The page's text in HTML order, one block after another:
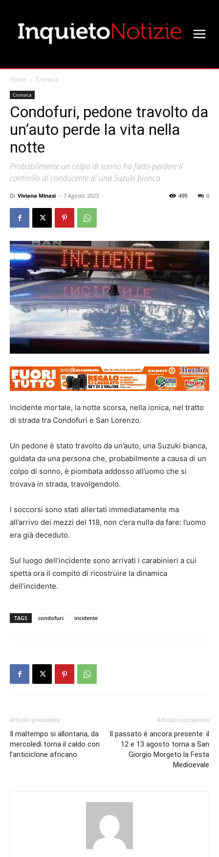
Home Cronaca
Cronaca
Condofuri, pedone travolto da
un’auto perde la vita nella
notte
Probabilmente un colpo di sonno ha fatto perdere il
controllo al conducente di una Suzuki bianca
Di Viviana Minasi - 7 Agosto 2023 0
499
Incidente mortale, la notte scorsa, nella ionica, nel tratto
di strada tra Condofuri e San Lorenzo.
Un pedone è stato travolto da un’auto, una Suzuki bianca,
guidata da una persona che, probabilmente a causa di un
colpo di sonno, è piombata addosso all’uomo che si
trovava in strada, travolgendolo.
I soccorsi sono stati allertati immediatamente ma
all’arrivo dei mezzi del 118, non c’era nulla da fare: l’uomo
era già deceduto.
Sul luogo dell’incidente sono arrivati i carabinieri a cui
spetta ora il compito di ricostruire la dinamica
dell’incidente.
TAGS condofuri incidente
Articolo precedente
Il maltempo si allontana, da
mercoledì torna il caldo con
l’anticiclone africano
Articolo successivo
Il passato è ancora presente: il
12 e 13 agosto torna a San
Giorgio Morgeto la Festa
Medioevale